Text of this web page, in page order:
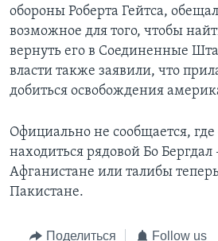
обороны Роберта Гейтса,
возможное для того, чтобы
вернуть его в Соединенные
власти также заявили, что
добиться освобождения
Официально не сообщается,
находиться рядовой Бо
Афганистане или талибы
Пакистане.
Поделиться Follow us